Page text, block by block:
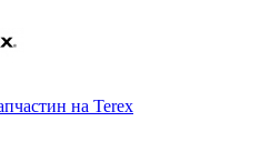
на Terex